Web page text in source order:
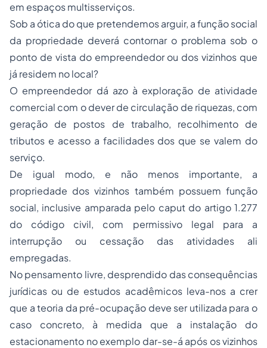
em espaços multisserviços.
Sob a ótica do que pretendemos arguir, a função social
da propriedade deverá contornar o problema sob o
ponto de vista do empreendedor ou dos vizinhos que
já residem no local?
O empreendedor dá azo à exploração de atividade
comercial com o dever de circulação de riquezas, com
geração de postos de trabalho, recolhimento de
tributos e acesso a facilidades dos que se valem do
serviço.
De igual modo, e não menos importante, a
propriedade dos vizinhos também possuem função
social, inclusive amparada pelo caput do artigo 1.277
do código civil, com permissivo legal para a
interrupção ou cessação das atividades ali
empregadas.
No pensamento livre, desprendido das consequências
jurídicas ou de estudos acadêmicos leva-nos a crer
que a teoria da pré-ocupação deve ser utilizada para o
caso concreto, à medida que a instalação do
estacionamento no exemplo dar-se-á após os vizinhos